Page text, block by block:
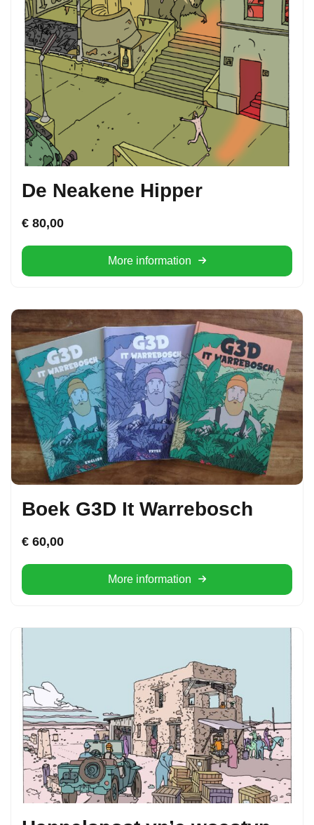
De Neakene Hipper
€ 80,00
More information
Boek G3D It Warrebosch
€ 60,00
More information